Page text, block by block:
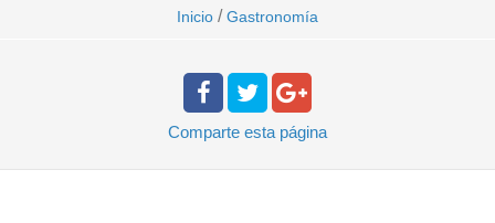
Inicio / Gastronomía
Comparte esta página